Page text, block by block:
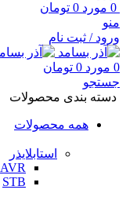
0 مورد 0 تومان
منو
ورود / ثبت نام
0 مورد 0 تومان
جستجو
دسته بندی محصولات
همه محصولات
استابلایذر
AVR
STB